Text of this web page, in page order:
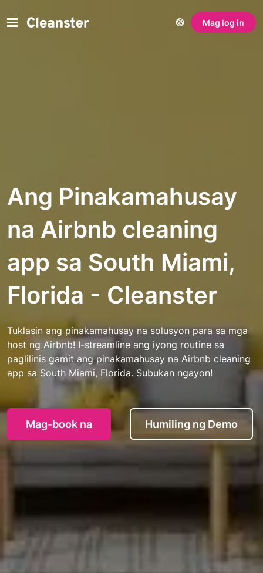
Mag log in
Ang Pinakamahusay
na Airbnb cleaning
app sa South Miami,
Florida - Cleanster
Tuklasin ang pinakamahusay na solusyon para sa mga
host ng Airbnb! I-streamline ang iyong routine sa
paglilinis gamit ang pinakamahusay na Airbnb cleaning
app sa South Miami, Florida. Subukan ngayon!
Mag-book na Humiling ng Demo